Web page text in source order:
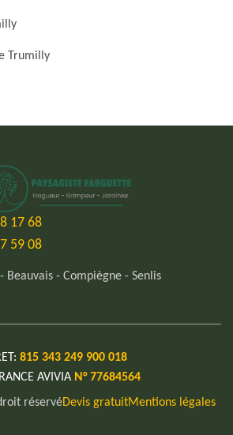
Trumilly
17 68
59 08
Beauvais - Compiègne - Senlis
815 343 249 900 018
AVIVIA N° 77684564
réservéDevis gratuitMentions légales